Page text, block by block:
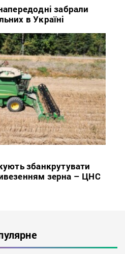
забрали
в Україні
збанкрутувати
зерна – ЦНС